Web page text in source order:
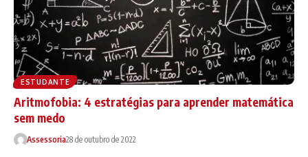
ESTUDANTE
Aritmofobia: 4 estratégias para aprender matemática
sem medo
Assessoria28 de outubro de 2022